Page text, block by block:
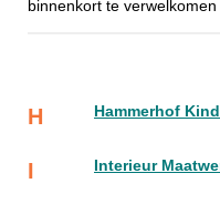
binnenkort te
H Hammerhof
I Interieur